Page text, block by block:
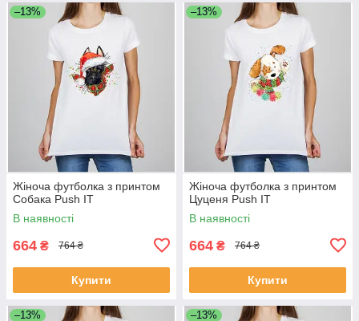
–13%
Жіноча футболка з принтом
Собака Push IT
В наявності
664 ₴ 764 ₴
Купити
–13%
Жіноча футболка з принтом
Цуценя Push IT
В наявності
664 ₴ 764 ₴
Купити
–13% –13%